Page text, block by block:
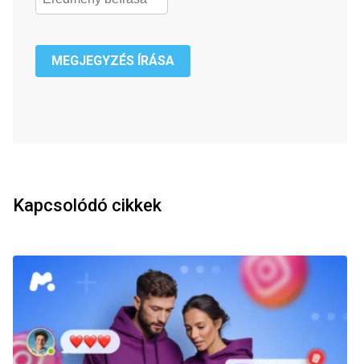
MEGJEGYZÉS ÍRÁSA
Kapcsolódó cikkek